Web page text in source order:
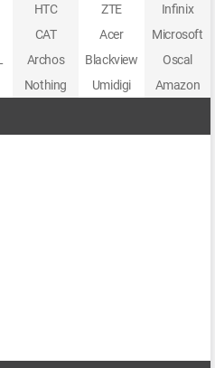
HTC ZTE
Infinix
CAT Acer
Microsoft
Archos Blackview
Oscal
Nothing Umidigi Amazon